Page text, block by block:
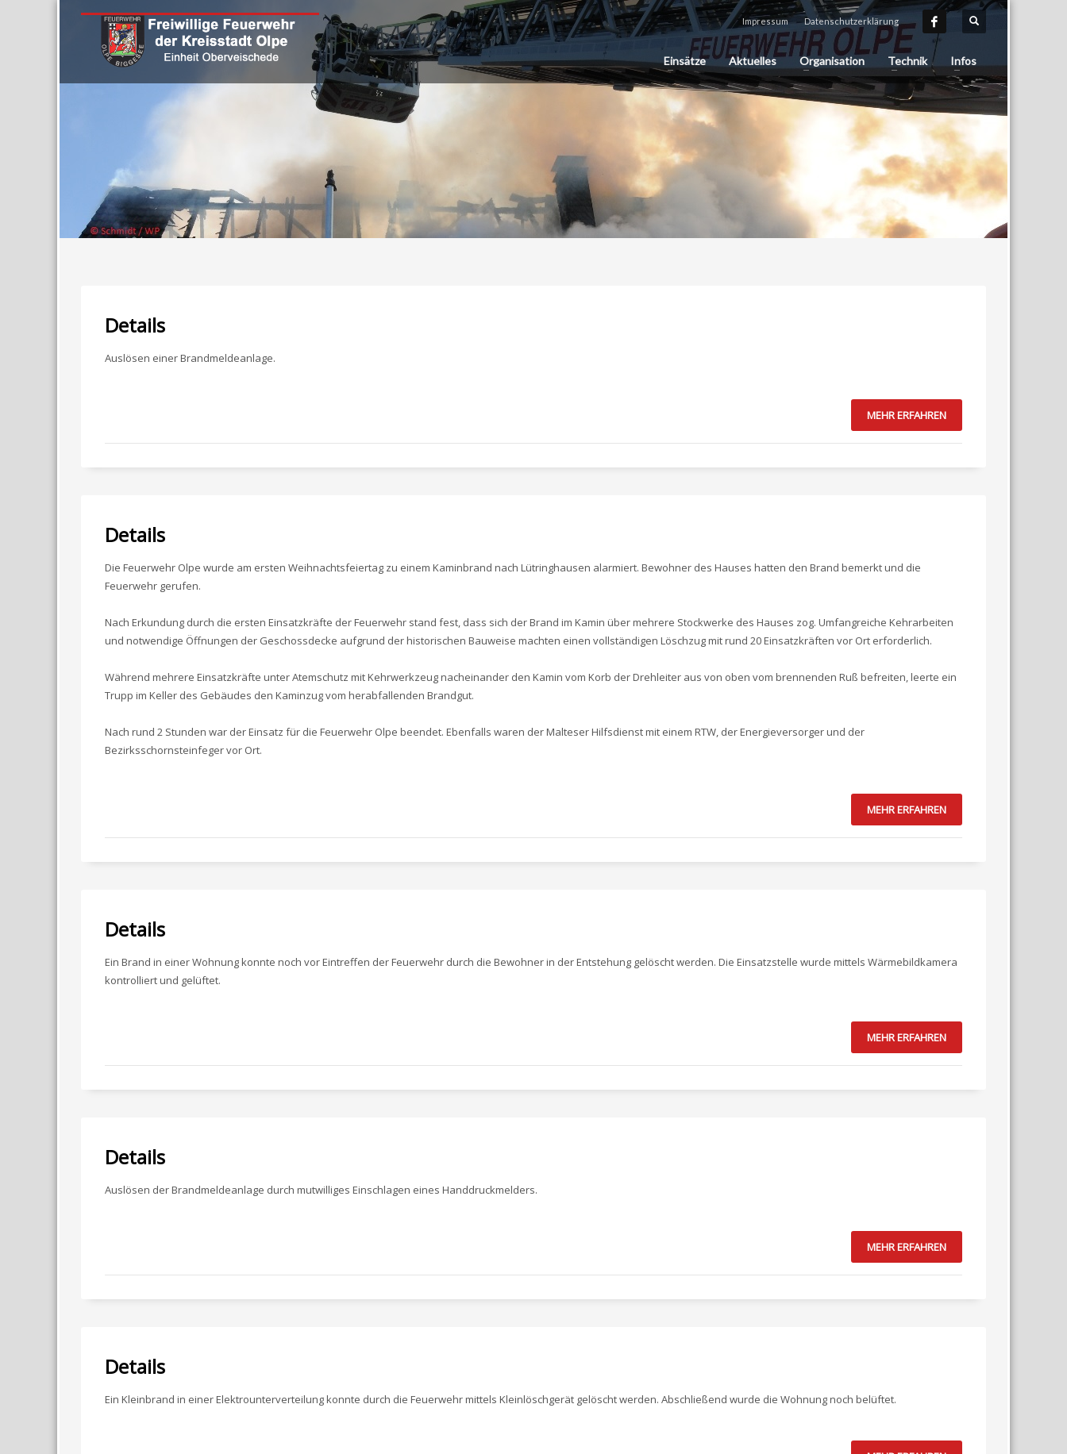
Impressum Datenschutzerklärung
Einsätze Aktuelles Organisation Technik Infos
Details
Auslösen einer Brandmeldeanlage.
MEHR ERFAHREN
Details
Die Feuerwehr Olpe wurde am ersten Weihnachtsfeiertag zu einem Kaminbrand nach Lütringhausen alarmiert. Bewohner des Hauses hatten den Brand bemerkt und die
Feuerwehr gerufen.
Nach Erkundung durch die ersten Einsatzkräfte der Feuerwehr stand fest, dass sich der Brand im Kamin über mehrere Stockwerke des Hauses zog. Umfangreiche Kehrarbeiten
und notwendige Öffnungen der Geschossdecke aufgrund der historischen Bauweise machten einen vollständigen Löschzug mit rund 20 Einsatzkräften vor Ort erforderlich.
Während mehrere Einsatzkräfte unter Atemschutz mit Kehrwerkzeug nacheinander den Kamin vom Korb der Drehleiter aus von oben vom brennenden Ruß befreiten, leerte ein
Trupp im Keller des Gebäudes den Kaminzug vom herabfallenden Brandgut.
Nach rund 2 Stunden war der Einsatz für die Feuerwehr Olpe beendet. Ebenfalls waren der Malteser Hilfsdienst mit einem RTW, der Energieversorger und der
Bezirksschornsteinfeger vor Ort.
MEHR ERFAHREN
Details
Ein Brand in einer Wohnung konnte noch vor Eintreffen der Feuerwehr durch die Bewohner in der Entstehung gelöscht werden. Die Einsatzstelle wurde mittels Wärmebildkamera
kontrolliert und gelüftet.
MEHR ERFAHREN
Details
Auslösen der Brandmeldeanlage durch mutwilliges Einschlagen eines Handdruckmelders.
MEHR ERFAHREN
Details
Ein Kleinbrand in einer Elektrounterverteilung konnte durch die Feuerwehr mittels Kleinlöschgerät gelöscht werden. Abschließend wurde die Wohnung noch belüftet.